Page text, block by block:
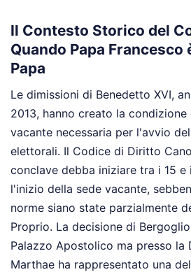
Il Contesto Storico del
Quando Papa Francesco
Papa
Le dimissioni di Benedetto XVI,
2013, hanno creato la
vacante necessaria per l'avvio
elettorali. Il Codice di Diritto
conclave debba iniziare tra i 15
l'inizio della sede vacante,
norme siano state parzialmente
Proprio. La decisione di
Palazzo Apostolico ma presso la
Marthae ha rappresentato una